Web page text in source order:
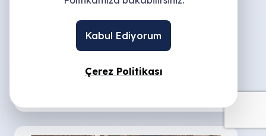
HAZİRAN AYI FAALİYET FİLMİ
Kabul Ediyorum
Çerez Politikası